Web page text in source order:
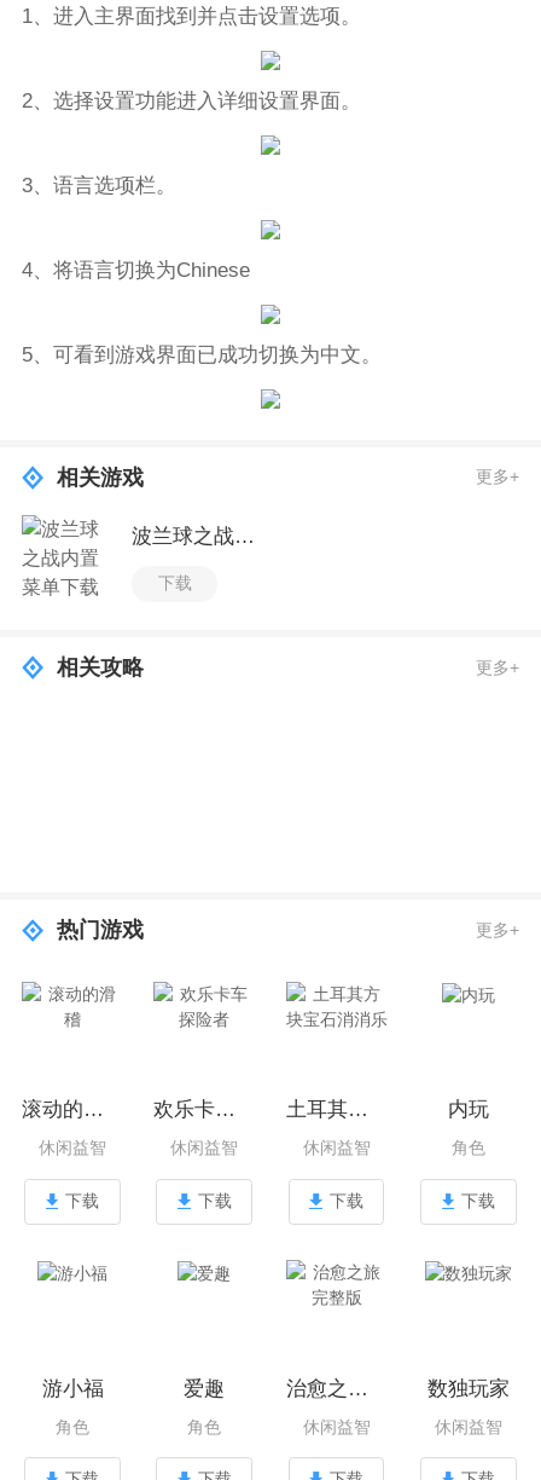
1、进入主界面找到并点击设置选项。
2、选择设置功能进入详细设置界面。
3、语言选项栏。
4、将语言切换为Chinese
5、可看到游戏界面已成功切换为中文。
相关游戏 更多+
波兰球之战内置菜单下载
下载
相关攻略 更多+
热门游戏 更多+
滚动的滑稽
休闲益智
下载
欢乐卡车探险者
休闲益智
下载
土耳其方块宝石消消乐
休闲益智
下载
内玩
角色
下载
游小福
角色
爱趣
角色
治愈之旅完整版
休闲益智
数独玩家
休闲益智